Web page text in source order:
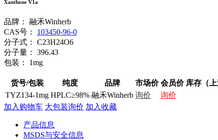
Xanthone V1a
品牌：
融禾Winherb
CAS号：
103450-96-0
分子式：
C23H24O6
分子量：
396.43
包装：
1mg
货号/包装 纯度 品牌 市场价 会员价 库存（上
TYZ134-1mg HPLC≥98% 融禾Winherb 询价 询价
加入购物车 大包装询价 加入收藏
产品信息
MSDS与安全信息